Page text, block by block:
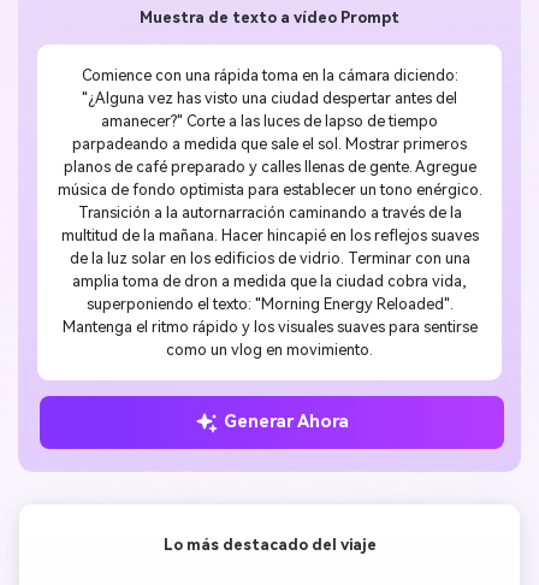
Muestra de texto a vídeo Prompt
Comience con una rápida toma en la cámara diciendo:
"¿Alguna vez has visto una ciudad despertar antes del
amanecer?" Corte a las luces de lapso de tiempo
parpadeando a medida que sale el sol. Mostrar primeros
planos de café preparado y calles llenas de gente. Agregue
música de fondo optimista para establecer un tono enérgico.
Transición a la autornarración caminando a través de la
multitud de la mañana. Hacer hincapié en los reflejos suaves
de la luz solar en los edificios de vidrio. Terminar con una
amplia toma de dron a medida que la ciudad cobra vida,
superponiendo el texto: "Morning Energy Reloaded".
Mantenga el ritmo rápido y los visuales suaves para sentirse
como un vlog en movimiento.
Generar Ahora
Lo más destacado del viaje